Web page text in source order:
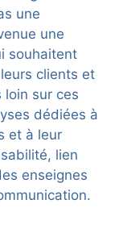
une
une
souhaitent
clients et
loin sur ces
dédiées à
et à leur
lien
enseignes